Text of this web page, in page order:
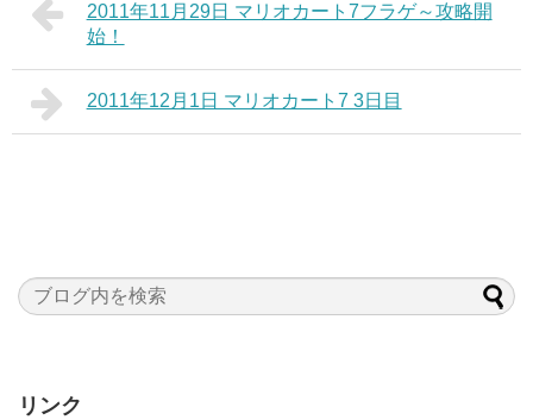
2011年11月29日 マリオカート7フラゲ～攻略開
始！
2011年12月1日 マリオカート7 3日目
リンク